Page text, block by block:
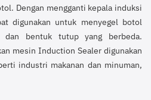
Dengan mengganti kepala induksi
digunakan untuk menyegel botol
dan bentuk tutup yang berbeda.
mesin Induction Sealer digunakan
industri makanan dan minuman,